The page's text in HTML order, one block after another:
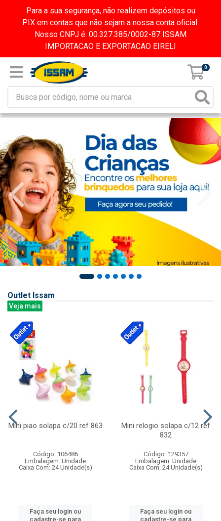
Para a sua segurança, não realizem depósitos ou
PIX em contas que não sejam a nossa conta oficial.
Nosso CNPJ é: 00.327.385/0002-87 ISSAM
IMPORTACAO E EXPORTACAO EIRELI
0
Outlet Issam
Veja mais
Mini piao solapa c/20 ref 863
Código: 106486
Embalagem: Unidade
Caixa Com: 24 Unidade(s)
Faça seu login ou
cadastre-se para
Mini relogio solapa c/12 ref
832
Código: 129357
Embalagem: Unidade
Caixa Com: 24 Unidade(s)
Faça seu login ou
cadastre-se para